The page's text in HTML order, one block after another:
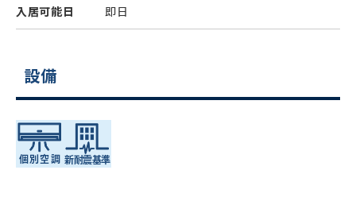
入居可能日 即日
設備